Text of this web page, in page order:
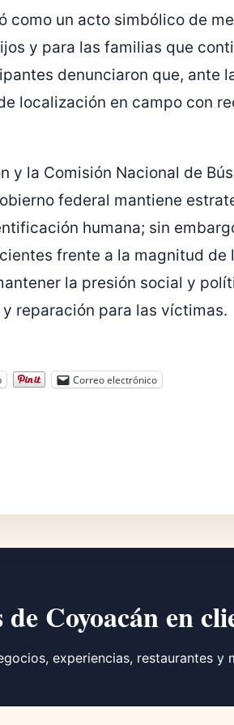
como un acto simbólico de
y para las familias que
denunciaron que, ante
localización en campo con
y la Comisión Nacional de
federal mantiene
humana; sin
frente a la magnitud de
la presión social y
reparación para las víctimas.
Correo electrónico
Coyoacán en
experiencias, restaurantes y